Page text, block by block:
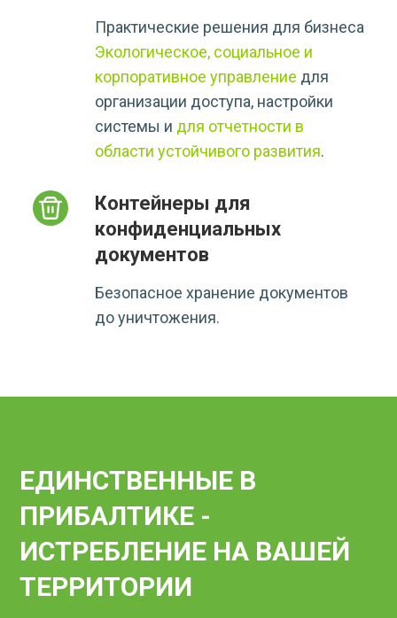
Практические решения для бизнеса
Экологическое, социальное и
корпоративное управление для
организации доступа, настройки
системы и для отчетности в
области устойчивого развития.
Контейнеры для
конфиденциальных
документов
Безопасное хранение документов
до уничтожения.
ЕДИНСТВЕННЫЕ В
ПРИБАЛТИКЕ -
ИСТРЕБЛЕНИЕ НА ВАШЕЙ
ТЕРРИТОРИИ